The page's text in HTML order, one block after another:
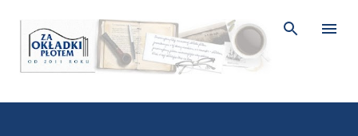
Przejdź do głównej zawartości